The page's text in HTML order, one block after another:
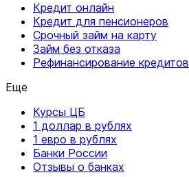
Кредит онлайн
Кредит для пенсионеров
Срочный займ на карту
Займ без отказа
Рефинансирование кредитов
Еще
Курсы ЦБ
1 доллар в рублях
1 евро в рублях
Банки России
Отзывы о банках